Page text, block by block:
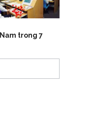
Nam trong 7